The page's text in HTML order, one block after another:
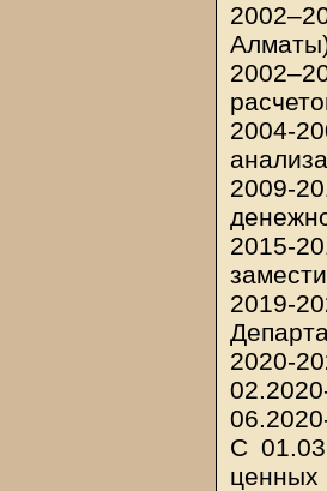
2004-
2009-
2015-
2019-
2020-
С
ценных